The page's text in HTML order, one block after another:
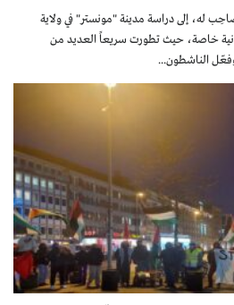
له، إلى دراسة مدينة "مونستر" في ولاية
خاصة، حيث تطورت سريعاً العديد من
الناشطون...